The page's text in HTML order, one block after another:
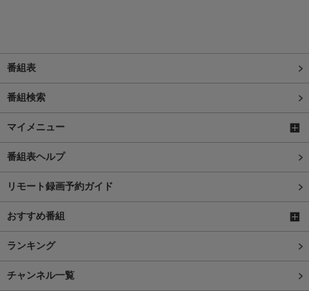
番組表
番組検索
マイメニュー
番組表ヘルプ
リモート録画予約ガイド
おすすめ番組
ランキング
チャンネル一覧